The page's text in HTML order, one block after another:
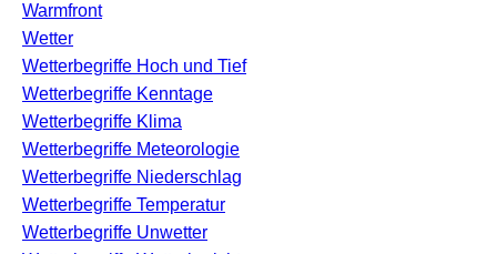
Warmfront
Wetter
Wetterbegriffe Hoch und Tief
Wetterbegriffe Kenntage
Wetterbegriffe Klima
Wetterbegriffe Meteorologie
Wetterbegriffe Niederschlag
Wetterbegriffe Temperatur
Wetterbegriffe Unwetter